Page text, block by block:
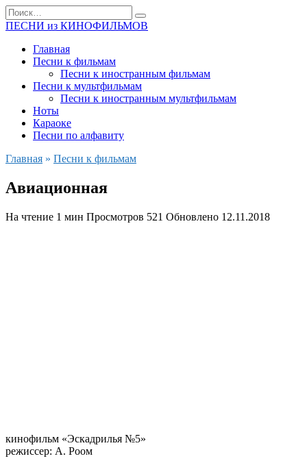
Перейти
к
Search
for:
ПЕСНИ из КИНОФИЛЬМОВ
Главная
Песни к фильмам
Песни к иностранным фильмам
Песни к мультфильмам
Песни к иностранным мультфильмам
Ноты
Караоке
Песни по алфавиту
Главная » Песни к фильмам
Авиационная
На чтение 1 мин Просмотров 521 Обновлено 12.11.2018
кинофильм «Эскадрилья №5»
режиссер: А. Роом